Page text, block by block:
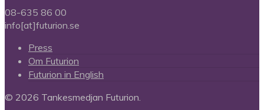
08-635 86 00
info[at]futurion.se
Press
Om Futurion
Futurion in English
© 2026 Tankesmedjan Futurion.